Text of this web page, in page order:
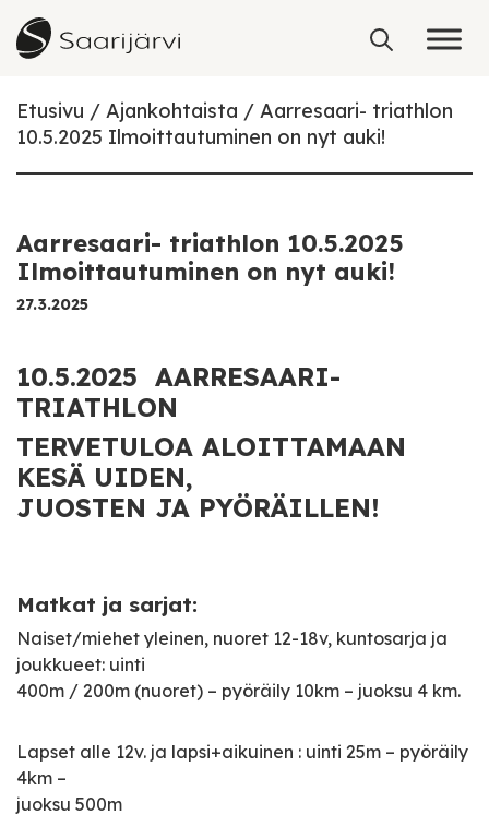
Skip to content
Etusivu Ajankohtaista
Aarresaari- triathlon
10.5.2025 Ilmoittautuminen on nyt auki!
Aarresaari- triathlon 10.5.2025
Ilmoittautuminen on nyt auki!
27.3.2025
10.5.2025 AARRESAARI-
TRIATHLON
TERVETULOA ALOITTAMAAN
KESÄ UIDEN,
JUOSTEN JA PYÖRÄILLEN!
Matkat ja sarjat:
Naiset/miehet yleinen, nuoret 12-18v, kuntosarja ja
joukkueet: uinti
400m / 200m (nuoret) – pyöräily 10km – juoksu 4 km.
Lapset alle 12v. ja lapsi+aikuinen : uinti 25m – pyöräily
4km –
juoksu 500m